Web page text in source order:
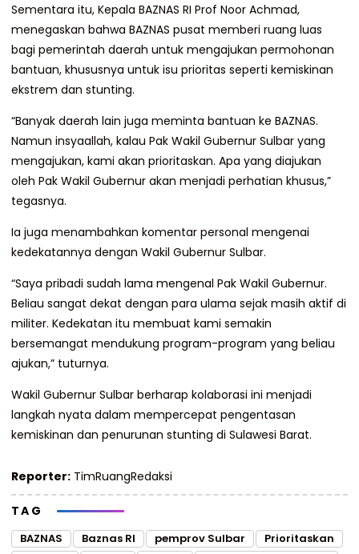
Sementara itu, Kepala BAZNAS RI Prof Noor Achmad,
menegaskan bahwa BAZNAS pusat memberi ruang luas
bagi pemerintah daerah untuk mengajukan permohonan
bantuan, khususnya untuk isu prioritas seperti kemiskinan
ekstrem dan stunting.
“Banyak daerah lain juga meminta bantuan ke BAZNAS.
Namun insyaallah, kalau Pak Wakil Gubernur Sulbar yang
mengajukan, kami akan prioritaskan. Apa yang diajukan
oleh Pak Wakil Gubernur akan menjadi perhatian khusus,”
tegasnya.
Ia juga menambahkan komentar personal mengenai
kedekatannya dengan Wakil Gubernur Sulbar.
“Saya pribadi sudah lama mengenal Pak Wakil Gubernur.
Beliau sangat dekat dengan para ulama sejak masih aktif di
militer. Kedekatan itu membuat kami semakin
bersemangat mendukung program-program yang beliau
ajukan,” tuturnya.
Wakil Gubernur Sulbar berharap kolaborasi ini menjadi
langkah nyata dalam mempercepat pengentasan
kemiskinan dan penurunan stunting di Sulawesi Barat.
Reporter: TimRuangRedaksi
TAG
BAZNAS Baznas RI pemprov Sulbar
Prioritaskan